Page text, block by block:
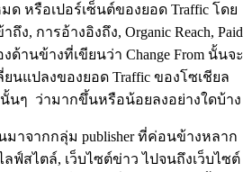
ด หรือเปอร์เซ็นต์ของยอด Traffic โดย
ง, การอ้างอิงถึง, Organic Reach, Paid
ด้านข้างที่เขียนว่า Change From นั้นจะ
นแปลงของยอด Traffic ของโซเชียล
นั้นๆ ว่ามากขึ้นหรือน้อยลงอย่างใดบ้าง
มาจากกลุ่ม publisher ที่ค่อนข้างหลาก
ฟ์สไตล์, เว็บไซต์ข่าว ไปจนถึงเว็บไซต์